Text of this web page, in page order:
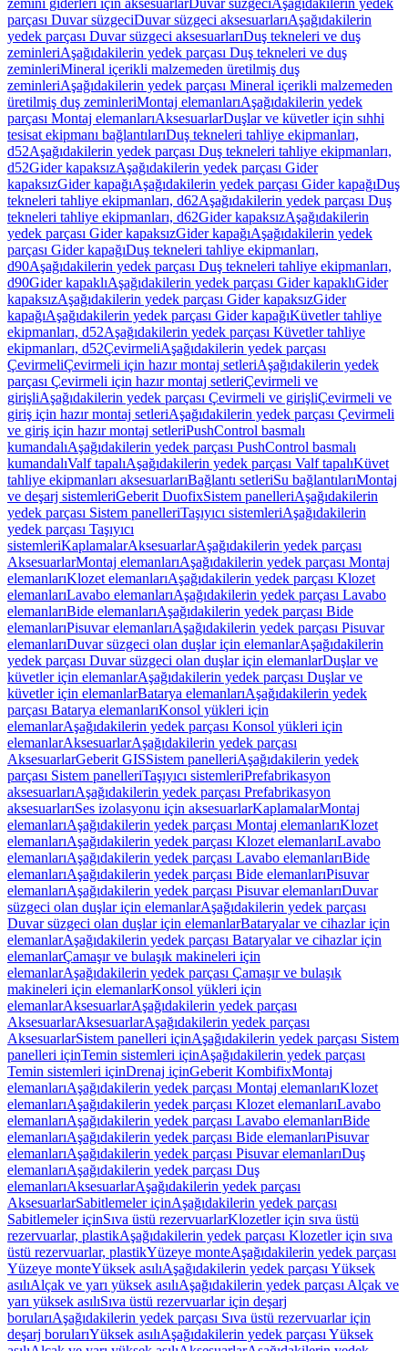
zemini giderleri için aksesuarlarDuvar süzgeciAşağıdakilerin yedek
parçası Duvar süzgeciDuvar süzgeci aksesuarlarıAşağıdakilerin
yedek parçası Duvar süzgeci aksesuarlarıDuş tekneleri ve duş
zeminleriAşağıdakilerin yedek parçası Duş tekneleri ve duş
zeminleriMineral içerikli malzemeden üretilmiş duş
zeminleriAşağıdakilerin yedek parçası Mineral içerikli malzemeden
üretilmiş duş zeminleriMontaj elemanlarıAşağıdakilerin yedek
parçası Montaj elemanlarıAksesuarlarDuşlar ve küvetler için sıhhi
tesisat ekipmanı bağlantılarıDuş tekneleri tahliye ekipmanları,
d52Aşağıdakilerin yedek parçası Duş tekneleri tahliye ekipmanları,
d52Gider kapaksızAşağıdakilerin yedek parçası Gider
kapaksızGider kapağıAşağıdakilerin yedek parçası Gider kapağıDuş
tekneleri tahliye ekipmanları, d62Aşağıdakilerin yedek parçası Duş
tekneleri tahliye ekipmanları, d62Gider kapaksızAşağıdakilerin
yedek parçası Gider kapaksızGider kapağıAşağıdakilerin yedek
parçası Gider kapağıDuş tekneleri tahliye ekipmanları,
d90Aşağıdakilerin yedek parçası Duş tekneleri tahliye ekipmanları,
d90Gider kapaklıAşağıdakilerin yedek parçası Gider kapaklıGider
kapaksızAşağıdakilerin yedek parçası Gider kapaksızGider
kapağıAşağıdakilerin yedek parçası Gider kapağıKüvetler tahliye
ekipmanları, d52Aşağıdakilerin yedek parçası Küvetler tahliye
ekipmanları, d52ÇevirmeliAşağıdakilerin yedek parçası
ÇevirmeliÇevirmeli için hazır montaj setleriAşağıdakilerin yedek
parçası Çevirmeli için hazır montaj setleriÇevirmeli ve
girişliAşağıdakilerin yedek parçası Çevirmeli ve girişliÇevirmeli ve
giriş için hazır montaj setleriAşağıdakilerin yedek parçası Çevirmeli
ve giriş için hazır montaj setleriPushControl basmalı
kumandalıAşağıdakilerin yedek parçası PushControl basmalı
kumandalıValf tapalıAşağıdakilerin yedek parçası Valf tapalıKüvet
tahliye ekipmanları aksesuarlarıBağlantı setleriSu bağlantılarıMontaj
ve deşarj sistemleriGeberit DuofixSistem panelleriAşağıdakilerin
yedek parçası Sistem panelleriTaşıyıcı sistemleriAşağıdakilerin
yedek parçası Taşıyıcı
sistemleriKaplamalarAksesuarlarAşağıdakilerin yedek parçası
AksesuarlarMontaj elemanlarıAşağıdakilerin yedek parçası Montaj
elemanlarıKlozet elemanlarıAşağıdakilerin yedek parçası Klozet
elemanlarıLavabo elemanlarıAşağıdakilerin yedek parçası Lavabo
elemanlarıBide elemanlarıAşağıdakilerin yedek parçası Bide
elemanlarıPisuvar elemanlarıAşağıdakilerin yedek parçası Pisuvar
elemanlarıDuvar süzgeci olan duşlar için elemanlarAşağıdakilerin
yedek parçası Duvar süzgeci olan duşlar için elemanlarDuşlar ve
küvetler için elemanlarAşağıdakilerin yedek parçası Duşlar ve
küvetler için elemanlarBatarya elemanlarıAşağıdakilerin yedek
parçası Batarya elemanlarıKonsol yükleri için
elemanlarAşağıdakilerin yedek parçası Konsol yükleri için
elemanlarAksesuarlarAşağıdakilerin yedek parçası
AksesuarlarGeberit GISSistem panelleriAşağıdakilerin yedek
parçası Sistem panelleriTaşıyıcı sistemleriPrefabrikasyon
aksesuarlarıAşağıdakilerin yedek parçası Prefabrikasyon
aksesuarlarıSes izolasyonu için aksesuarlarKaplamalarMontaj
elemanlarıAşağıdakilerin yedek parçası Montaj elemanlarıKlozet
elemanlarıAşağıdakilerin yedek parçası Klozet elemanlarıLavabo
elemanlarıAşağıdakilerin yedek parçası Lavabo elemanlarıBide
elemanlarıAşağıdakilerin yedek parçası Bide elemanlarıPisuvar
elemanlarıAşağıdakilerin yedek parçası Pisuvar elemanlarıDuvar
süzgeci olan duşlar için elemanlarAşağıdakilerin yedek parçası
Duvar süzgeci olan duşlar için elemanlarBataryalar ve cihazlar için
elemanlarAşağıdakilerin yedek parçası Bataryalar ve cihazlar için
elemanlarÇamaşır ve bulaşık makineleri için
elemanlarAşağıdakilerin yedek parçası Çamaşır ve bulaşık
makineleri için elemanlarKonsol yükleri için
elemanlarAksesuarlarAşağıdakilerin yedek parçası
AksesuarlarAksesuarlarAşağıdakilerin yedek parçası
AksesuarlarSistem panelleri içinAşağıdakilerin yedek parçası Sistem
panelleri içinTemin sistemleri içinAşağıdakilerin yedek parçası
Temin sistemleri içinDrenaj içinGeberit KombifixMontaj
elemanlarıAşağıdakilerin yedek parçası Montaj elemanlarıKlozet
elemanlarıAşağıdakilerin yedek parçası Klozet elemanlarıLavabo
elemanlarıAşağıdakilerin yedek parçası Lavabo elemanlarıBide
elemanlarıAşağıdakilerin yedek parçası Bide elemanlarıPisuvar
elemanlarıAşağıdakilerin yedek parçası Pisuvar elemanlarıDuş
elemanlarıAşağıdakilerin yedek parçası Duş
elemanlarıAksesuarlarAşağıdakilerin yedek parçası
AksesuarlarSabitlemeler içinAşağıdakilerin yedek parçası
Sabitlemeler içinSıva üstü rezervuarlarKlozetler için sıva üstü
rezervuarlar, plastikAşağıdakilerin yedek parçası Klozetler için sıva
üstü rezervuarlar, plastikYüzeye monteAşağıdakilerin yedek parçası
Yüzeye monteYüksek asılıAşağıdakilerin yedek parçası Yüksek
asılıAlçak ve yarı yüksek asılıAşağıdakilerin yedek parçası Alçak ve
yarı yüksek asılıSıva üstü rezervuarlar için deşarj
borularıAşağıdakilerin yedek parçası Sıva üstü rezervuarlar için
deşarj borularıYüksek asılıAşağıdakilerin yedek parçası Yüksek